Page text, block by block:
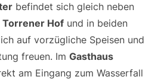
befindet sich gleich neben
Torrener Hofund in beiden
auf vorzügliche Speisen und
freuen. Im Gasthaus
am Eingang zum Wasserfall